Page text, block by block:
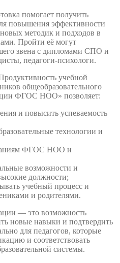
помогает получить
повышения эффективности
методик и подходов в
Пройти её могут
звена с дипломами СПО и
педагоги-психологи.
учебной
общеобразовательного
ФГОС НОО» позволяет:
и повысить успеваемость
технологии и
ФГОС НОО и
возможности и
должности;
учебный процесс и
и родителями.
— это возможность
новые навыки и подтвердить
для педагогов, которые
и соответствовать
системы.